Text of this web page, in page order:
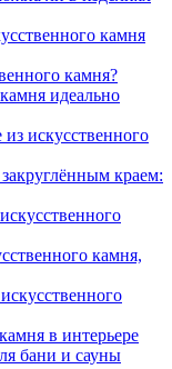
камня
камня?
идеально
искусственного
краем:
камня,
в интерьере
бани и сауны